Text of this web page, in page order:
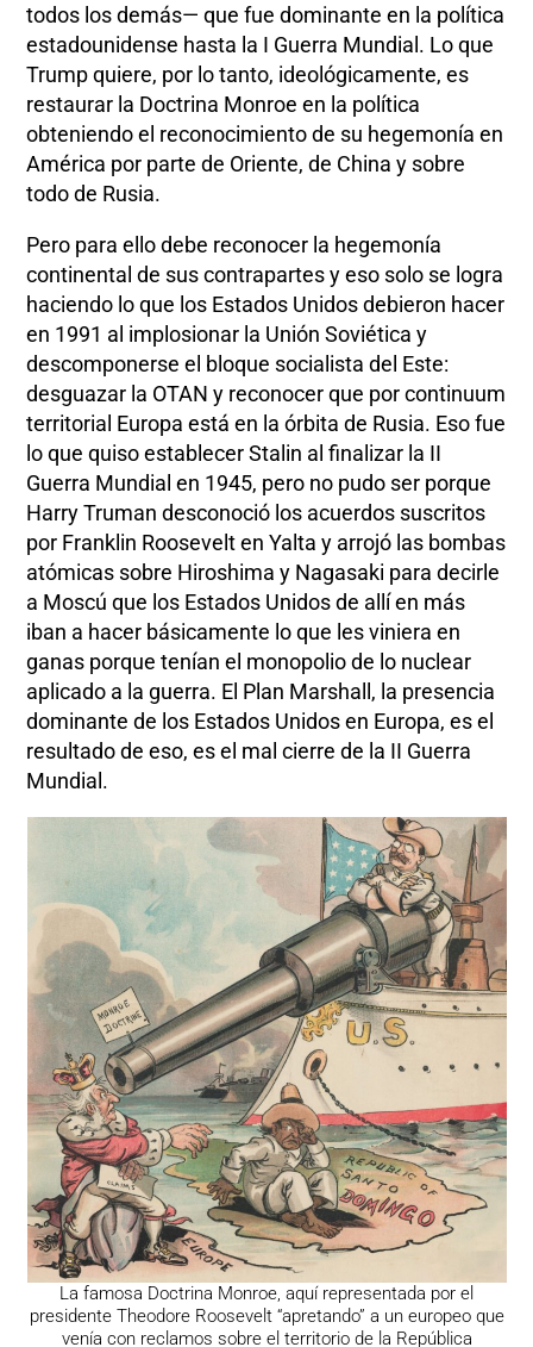
todos los demás— que fue dominante en la política
estadounidense hasta la I Guerra Mundial. Lo que
Trump quiere, por lo tanto, ideológicamente, es
restaurar la Doctrina Monroe en la política
obteniendo el reconocimiento de su hegemonía en
América por parte de Oriente, de China y sobre
todo de Rusia.
Pero para ello debe reconocer la hegemonía
continental de sus contrapartes y eso solo se logra
haciendo lo que los Estados Unidos debieron hacer
en 1991 al implosionar la Unión Soviética y
descomponerse el bloque socialista del Este:
desguazar la OTAN y reconocer que por continuum
territorial Europa está en la órbita de Rusia. Eso fue
lo que quiso establecer Stalin al finalizar la II
Guerra Mundial en 1945, pero no pudo ser porque
Harry Truman desconoció los acuerdos suscritos
por Franklin Roosevelt en Yalta y arrojó las bombas
atómicas sobre Hiroshima y Nagasaki para decirle
a Moscú que los Estados Unidos de allí en más
iban a hacer básicamente lo que les viniera en
ganas porque tenían el monopolio de lo nuclear
aplicado a la guerra. El Plan Marshall, la presencia
dominante de los Estados Unidos en Europa, es el
resultado de eso, es el mal cierre de la II Guerra
Mundial.
La famosa Doctrina Monroe, aquí representada por el
presidente Theodore Roosevelt “apretando” a un europeo que
venía con reclamos sobre el territorio de la República